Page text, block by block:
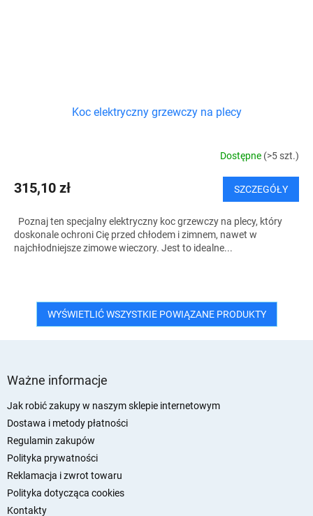
Koc elektryczny grzewczy na plecy
Dostępne (>5 szt.)
315,10 zł SZCZEGÓŁY
Poznaj ten specjalny elektryczny koc grzewczy na plecy, który
doskonale ochroni Cię przed chłodem i zimnem, nawet w
najchłodniejsze zimowe wieczory. Jest to idealne...
WYŚWIETLIĆ WSZYSTKIE POWIĄZANE PRODUKTY
Ważne informacje
Jak robić zakupy w naszym sklepie internetowym
Dostawa i metody płatności
Regulamin zakupów
Polityka prywatności
Reklamacja i zwrot towaru
Polityka dotycząca cookies
Kontakty